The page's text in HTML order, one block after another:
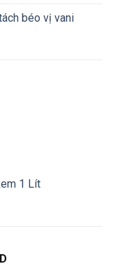
béo vị vani
1 Lít
VND.